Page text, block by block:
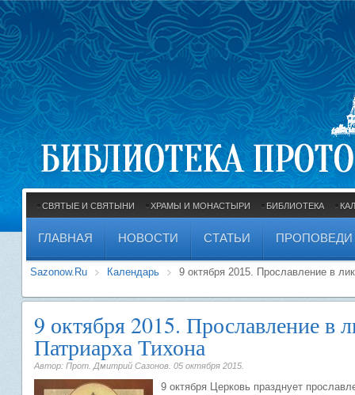
СВЯТЫЕ И СВЯТЫНИ ХРАМЫ И МОНАСТЫРИ БИБЛИОТЕКА
ГЛАВНАЯ НОВОСТИ СТАТЬИ ПРОПОВЕДИ
Sazonow.Ru Календарь 9 октября 2015. Прославление в
9 октября 2015. Прославление в
Патриарха Тихона
Автор: Прот. Дмитрий Сазонов. 05 октября 2015
9 октября Церковь празднует